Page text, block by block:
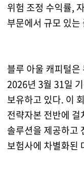
위험 조정 수익률,
부문에서 규모 있
블루 아울 캐피털
2026년 3월 31일
보유하고 있다. 이
전략자본 전반에
솔루션을 제공하고
보험사에 차별화된